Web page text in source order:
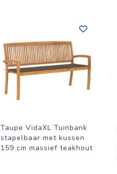
Taupe VidaXL Tuinbank
stapelbaar met kussen
159 cm massief teakhout